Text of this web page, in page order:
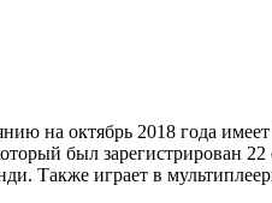
на октябрь 2018 года
был зарегистрирован
Также играет в